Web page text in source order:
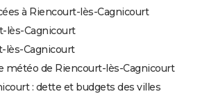
à Riencourt-lès-Cagnicourt
lès-Cagnicourt
lès-Cagnicourt
météo de Riencourt-lès-Cagnicourt
: dette et budgets des villes